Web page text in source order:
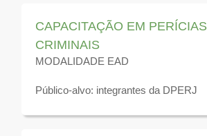
CAPACITAÇÃO EM PERÍCIAS
CRIMINAIS
MODALIDADE EAD
Público-alvo: integrantes da DPERJ
Disponível para visualização até 31